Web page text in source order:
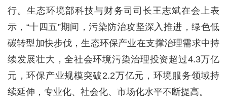
行。生态环境部科技与财务司司长王志斌在会上表
示，“十四五”期间，污染防治攻坚深入推进，绿色低
碳转型加快步伐，生态环保产业在支撑治理需求中持
续发展壮大，全社会环境污染治理投资超过4.3万亿
元，环保产业规模突破2.2万亿元，环境服务领域持
续延伸，专业化、社会化、市场化水平不断提高。